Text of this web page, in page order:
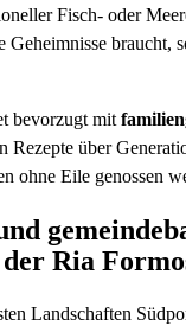
Fisch- oder
Geheimnisse braucht,
bevorzugt mit
Rezepte über
ohne Eile genossen
Ria
Landschaften